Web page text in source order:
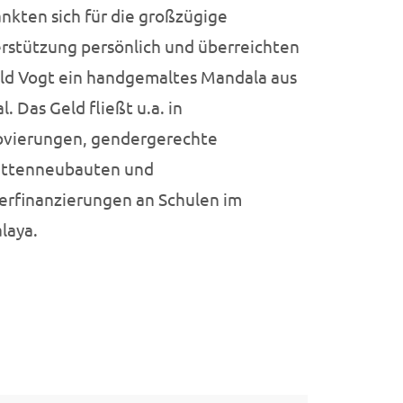
sich für die großzügige
persönlich und überreichten
Vogt ein handgemaltes Mandala aus
Das Geld fließt u.a. in
gendergerechte
und
an Schulen im